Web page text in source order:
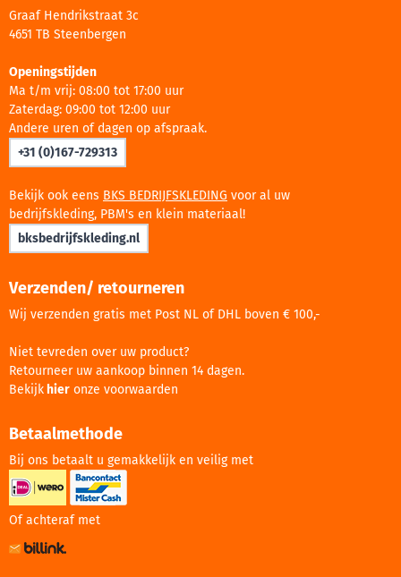
Graaf Hendrikstraat 3c
4651 TB Steenbergen
Openingstijden
Ma t/m vrij: 08:00 tot 17:00 uur
Zaterdag: 09:00 tot 12:00 uur
Andere uren of dagen op afspraak.
+31 (0)167-729313
Bekijk ook eens BKS BEDRIJFSKLEDING voor al uw
bedrijfskleding, PBM's en klein materiaal!
bksbedrijfskleding.nl
Verzenden/ retourneren
Wij verzenden gratis met Post NL of DHL boven € 100,-
Niet tevreden over uw product?
Retourneer uw aankoop binnen 14 dagen.
Bekijk hier onze voorwaarden
Betaalmethode
Bij ons betaalt u gemakkelijk en veilig met
Of achteraf met